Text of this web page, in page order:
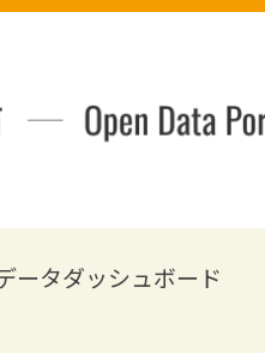
ータダッシュボード